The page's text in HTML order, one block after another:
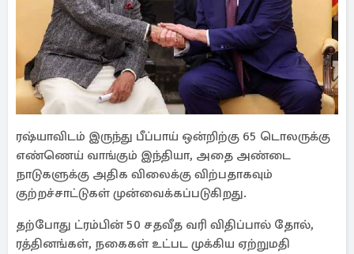
ரஷ்யாவிடம் இருந்து பீப்பாய் ஒன்றிற்கு 65 டொலருக்கு
எண்ணெய் வாங்கும் இந்தியா, அதை அண்டை
நாடுகளுக்கு அதிக விலைக்கு விற்பதாகவும்
குற்றச்சாட்டுகள் முன்வைக்கப்படுகிறது.
தற்போது ட்ரம்பின் 50 சதவீத வரி விதிப்பால் தோல்,
ரத்தினங்கள், நகைகள் உட்பட முக்கிய ஏற்றுமதி